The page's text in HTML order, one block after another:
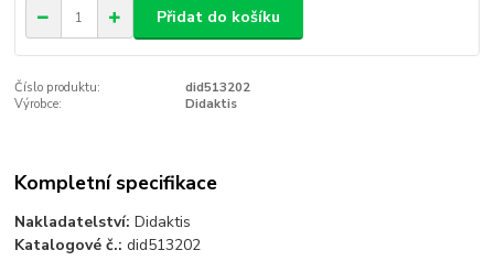
Přidat do košíku
Číslo produktu:
did513202
Výrobce:
Didaktis
Kompletní specifikace
Nakladatelství:Didaktis
Katalogové č.: did513202